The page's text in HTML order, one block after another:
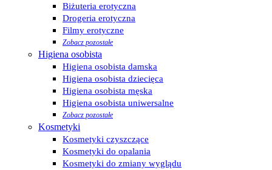
Biżuteria erotyczna
Drogeria erotyczna
Filmy erotyczne
Zobacz pozostałe
Higiena osobista
Higiena osobista damska
Higiena osobista dziecięca
Higiena osobista męska
Higiena osobista uniwersalne
Zobacz pozostałe
Kosmetyki
Kosmetyki czyszczące
Kosmetyki do opalania
Kosmetyki do zmiany wyglądu